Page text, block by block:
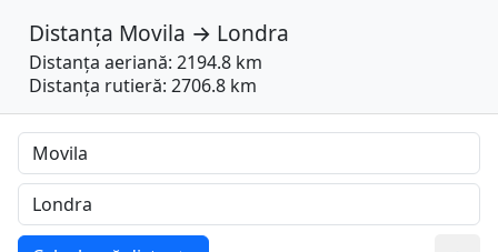
Distanța Movila → Londra
Distanța aeriană: 2194.8 km
Distanța rutieră: 2706.8 km